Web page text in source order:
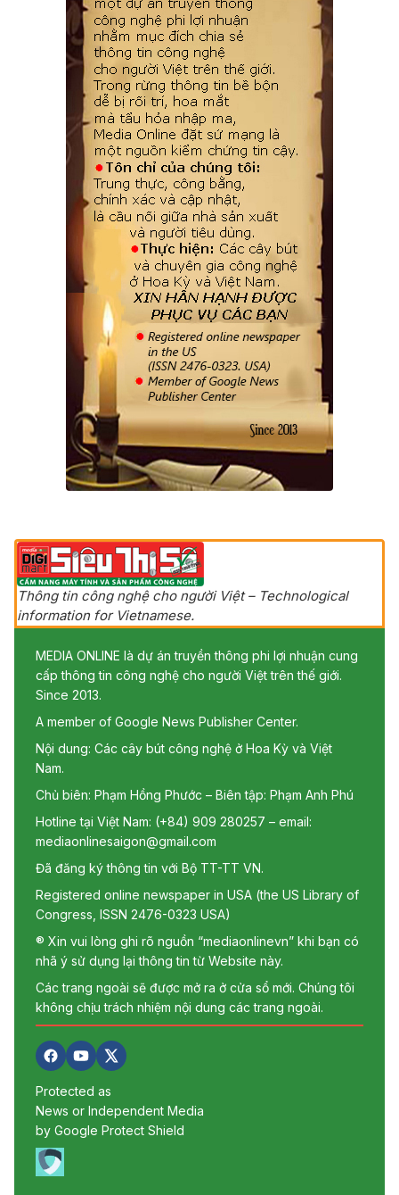
Thông tin công nghệ cho người Việt – Technological
information for Vietnamese.
MEDIA ONLINE là dự án truyền thông phi lợi nhuận cung
cấp thông tin công nghệ cho người Việt trên thế giới.
Since 2013.
A member of Google News Publisher Center.
Nội dung: Các cây bút công nghệ ở Hoa Kỳ và Việt
Nam.
Chủ biên: Phạm Hồng Phước – Biên tập: Phạm Anh Phú
Hotline tại Việt Nam: (+84) 909 280257 – email:
mediaonlinesaigon@gmail.com
Đã đăng ký thông tin với Bộ TT-TT VN.
Registered online newspaper in USA (the US Library of
Congress, ISSN 2476-0323 USA)
® Xin vui lòng ghi rõ nguồn “mediaonlinevn” khi bạn có
nhã ý sử dụng lại thông tin từ Website này.
Các trang ngoài sẽ được mở ra ở cửa sổ mới. Chúng tôi
không chịu trách nhiệm nội dung các trang ngoài.
Protected as
News or Independent Media
by Google Protect Shield